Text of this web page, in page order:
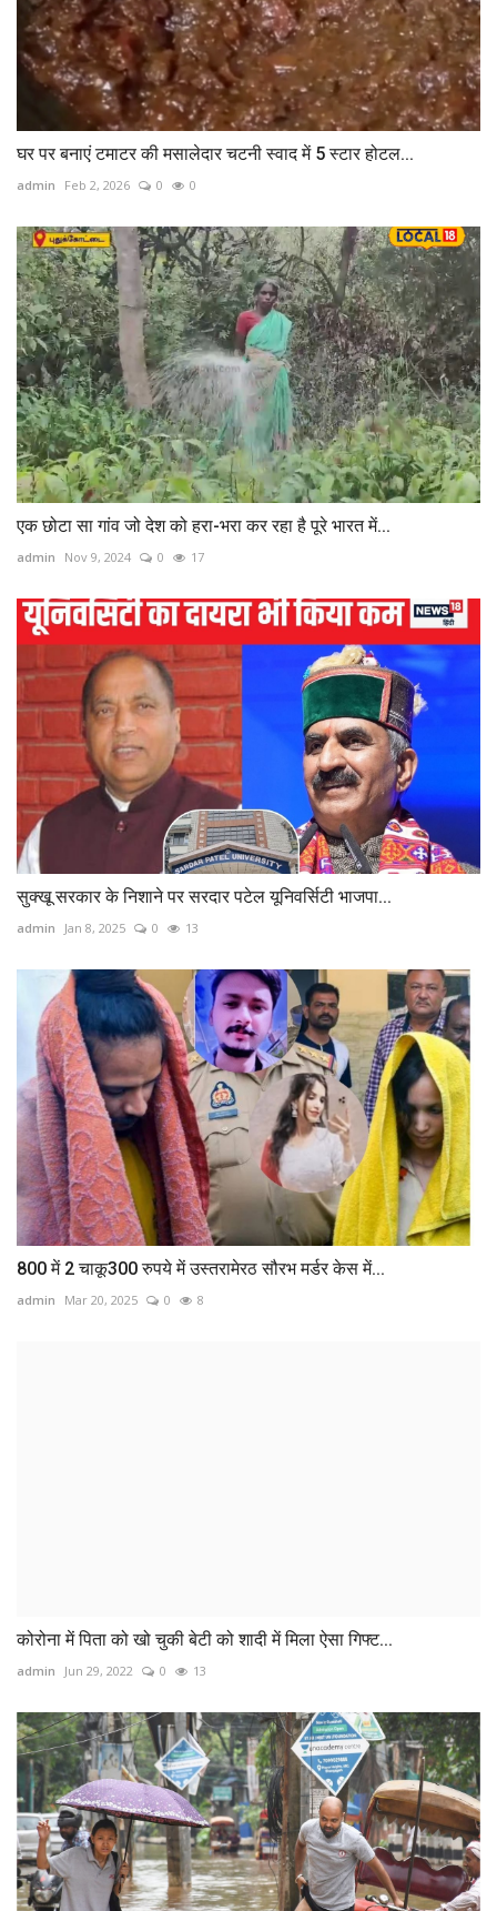
घर पर बनाएं टमाटर की मसालेदार चटनी स्वाद में 5 स्टार होटल...
admin Feb 2, 2026 0 0
एक छोटा सा गांव जो देश को हरा-भरा कर रहा है पूरे भारत में...
admin Nov 9, 2024 0 17
सुक्खू सरकार के निशाने पर सरदार पटेल यूनिवर्सिटी भाजपा...
admin Jan 8, 2025 0 13
800 में 2 चाकू300 रुपये में उस्तरामेरठ सौरभ मर्डर केस में...
admin Mar 20, 2025 0 8
कोरोना में पिता को खो चुकी बेटी को शादी में मिला ऐसा गिफ्ट...
admin Jun 29, 2022 0 13